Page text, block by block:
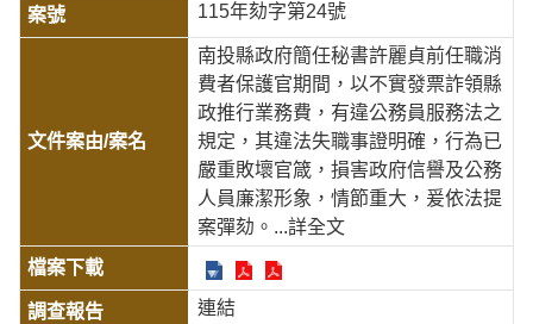
115年劾字第24號
南投縣政府簡任秘書許麗貞前任職消
費者保護官期間，以不實發票詐領縣
政推行業務費，有違公務員服務法之
規定，其違法失職事證明確，行為已
嚴重敗壞官箴，損害政府信譽及公務
人員廉潔形象，情節重大，爰依法提
案彈劾。 ...詳全文
連結